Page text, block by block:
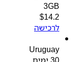
3GB
$14.2
לרכישה
Uruguay